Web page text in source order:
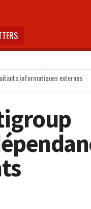
informatiques externes